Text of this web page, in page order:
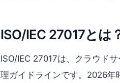
ISO/IEC 27017とは
ISO/IEC 27017は、クラウド
理ガイドラインです。2026年